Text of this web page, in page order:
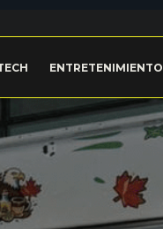
ENTRETENIMIENTO